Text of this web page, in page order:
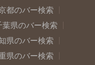
都のバー検索
葉県のバー検索
県のバー検索
県のバー検索